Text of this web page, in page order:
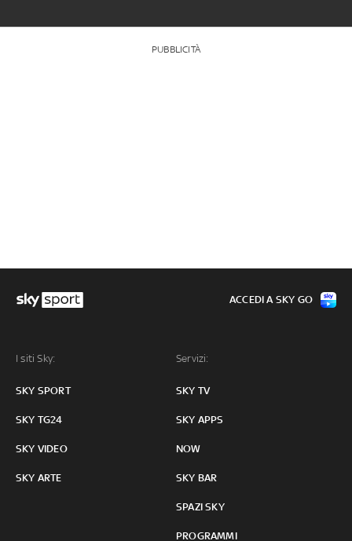
PUBBLICITÀ
I siti Sky:
SKY SPORT
SKY TG24
SKY VIDEO
SKY ARTE
Servizi:
SKY TV
SKY APPS
NOW
SKY BAR
SPAZI SKY
PROGRAMMI
ACCEDI A SKY GO